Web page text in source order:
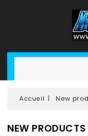
Accueil New
NEW PRODUCTS